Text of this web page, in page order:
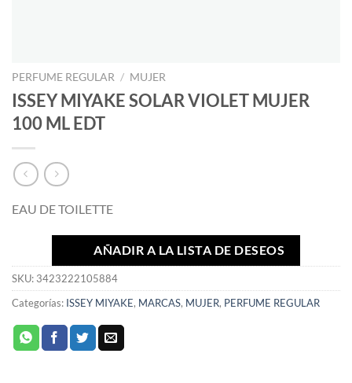
PERFUME REGULAR / MUJER
ISSEY MIYAKE SOLAR VIOLET MUJER
100 ML EDT
EAU DE TOILETTE
AÑADIR A LA LISTA DE DESEOS
SKU: 3423222105884
Categorías: ISSEY MIYAKE, MARCAS, MUJER, PERFUME REGULAR